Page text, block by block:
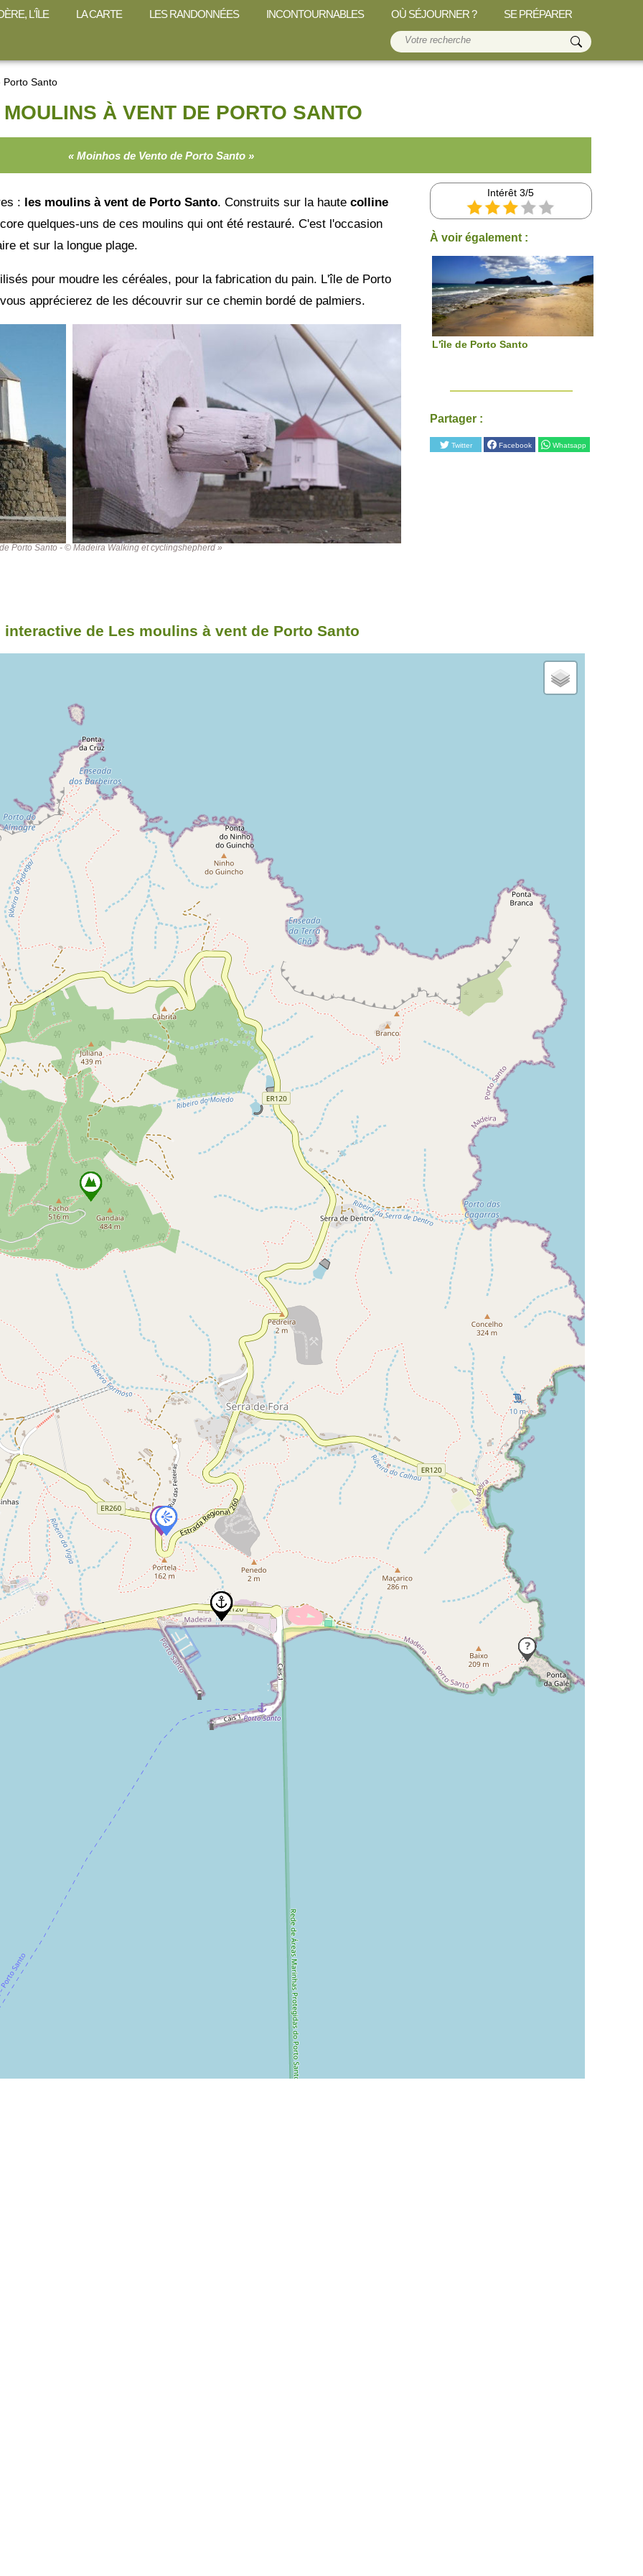
L'ÎLE LA CARTE LES RANDONNÉES INCONTOURNABLES OÙ SÉJOURNER ? SE PRÉPARER
Porto Santo
À VENT DE PORTO SANTO
« Moinhos de Vento de Porto Santo »
: les moulins à vent de Porto Santo. Construits sur la haute colline
quelques-uns de ces moulins qui ont été restauré. C'est l'occasion
et sur la longue plage.
pour moudre les céréales, pour la fabrication du pain. L'île de Porto
apprécierez de les découvrir sur ce chemin bordé de palmiers.
Porto Santo - © Madeira Walking et cyclingshepherd »
Intérêt 3/5
À voir également :
L'île de Porto Santo
Partager :
Twitter Facebook Whatsapp
interactive de Les moulins à vent de Porto Santo